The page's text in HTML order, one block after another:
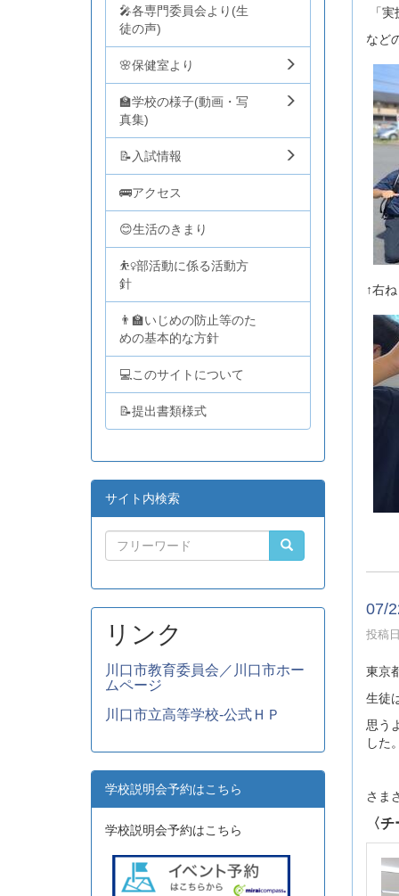
「
など
↑右
07/
投稿
東京
生徒
思う
した
さま
〈
🎤各専門委員会より(生
徒の声)
🌸保健室より
🏫学校の様子(動画・写
真集)
📝入試情報
🚌アクセス
😊生活のきまり
⛹️‍♀️部活動に係る活動方
針
👨‍🏫いじめの防止等のた
めの基本的な方針
💻このサイトについて
📝提出書類様式
サイト内検索
リンク
川口市教育委員会／川口市ホー
ムページ
川口市立高等学校-公式ＨＰ
学校説明会予約はこちら
学校説明会予約はこちら